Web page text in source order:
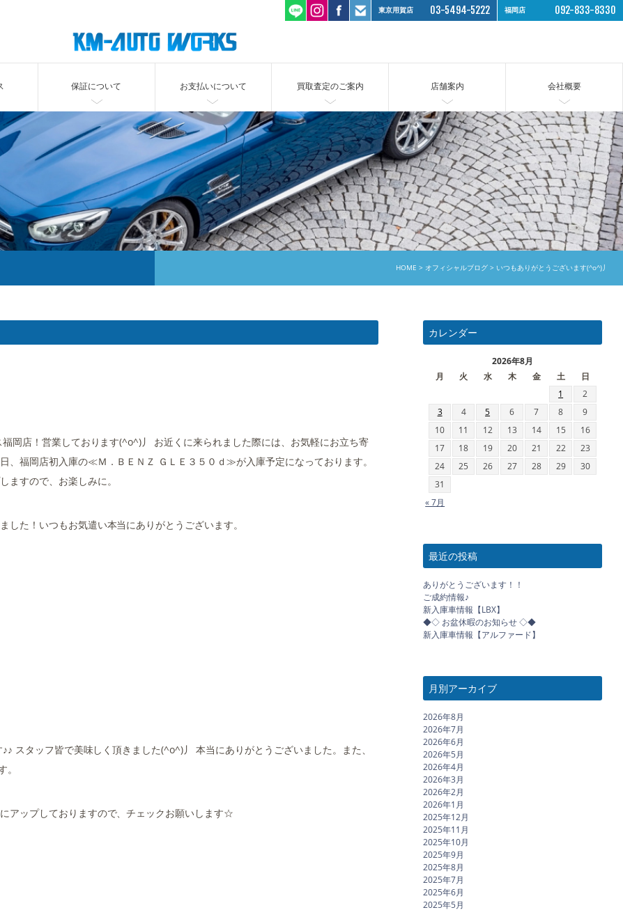
東京用賀店 03-5494-5222 福岡店 092-833-8330
保証について お支払いについて 買取査定のご案内 店舗案内 会社概要
HOME オフィシャルブログ いつもありがとうございます(^o^)丿
岡店！営業しております(^o^)丿 お近くに来られました際には、お気軽にお立ち寄
、福岡店初入庫の≪Ｍ．ＢＥＮＺ ＧＬＥ３５０ｄ≫が入庫予定になっております。
ますので、お楽しみに。
た！いつもお気遣い本当にありがとうございます。
スタッフ皆で美味しく頂きました(^o^)丿 本当にありがとうございました。また、
にアップしておりますので、チェックお願いします☆
カレンダー
2026年8月
月
火 水 木 金 土
日
1
2
3
4 5 6 7 8
9
10
11 12 13 14 15
16
17
18 19 20 21 22
23
24
25 26 27 28 29
30
31
« 7月
最近の投稿
ありがとうございます！！
ご成約情報♪
新入庫車情報【LBX】
◆◇ お盆休暇のお知らせ ◇◆
新入庫車情報【アルファード】
月別アーカイブ
2026年8月
2026年7月
2026年6月
2026年5月
2026年4月
2026年3月
2026年2月
2026年1月
2025年12月
2025年11月
2025年10月
2025年9月
2025年8月
2025年7月
2025年6月
2025年5月